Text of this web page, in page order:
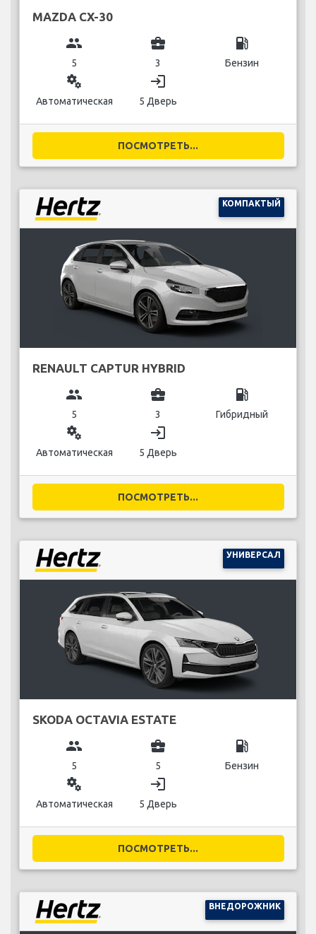
MAZDA CX-30
group
5
business_center
3
local_gas_station
Бензин
miscellaneous_services
Автоматическая
login
5 Дверь
ПОСМОТРЕТЬ...
КОМПАКТЫЙ
RENAULT CAPTUR HYBRID
group
5
business_center
3
local_gas_station
Гибридный
miscellaneous_services
Автоматическая
login
5 Дверь
ПОСМОТРЕТЬ...
УНИВЕРСАЛ
SKODA OCTAVIA ESTATE
group
5
business_center
5
local_gas_station
Бензин
miscellaneous_services
Автоматическая
login
5 Дверь
ПОСМОТРЕТЬ...
ВНЕДОРОЖНИК